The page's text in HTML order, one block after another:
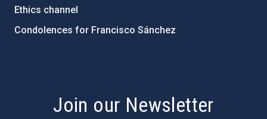
Ethics channel
Condolences for Francisco Sánchez
Join our Newsletter